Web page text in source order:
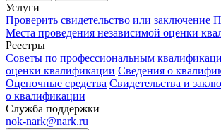
Услуги
Проверить свидетельство или заключение
Места проведения независимой оценки
Реестры
Советы по профессиональным
оценки квалификации Сведения о
Оценочные средства Свидетельства и
о квалификации
Служба поддержки
nok-nark@nark.ru